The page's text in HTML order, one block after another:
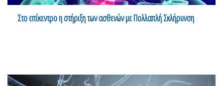
Στο επίκεντρο η στήριξη των ασθενών με Πολλαπλή Σκλήρυνση